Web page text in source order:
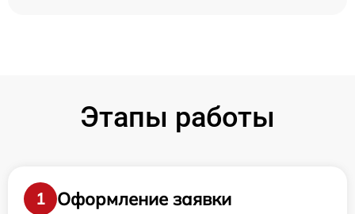
Этапы работы
1
Оформление заявки